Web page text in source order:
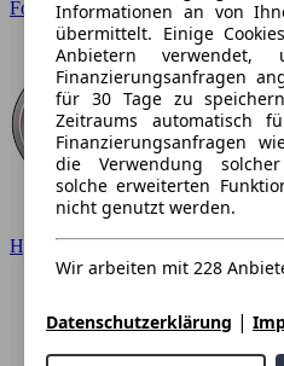
Ford
Hyundai
Informationen an von
übermittelt. Einige
Anbietern
Finanzierungsanfragen
für 30 Tage zu
Zeitraums automatisch
Finanzierungsanfragen
die Verwendung
solche erweiterten
nicht genutzt werden.
Wir arbeiten mit 228
Datenschutzerklärung |